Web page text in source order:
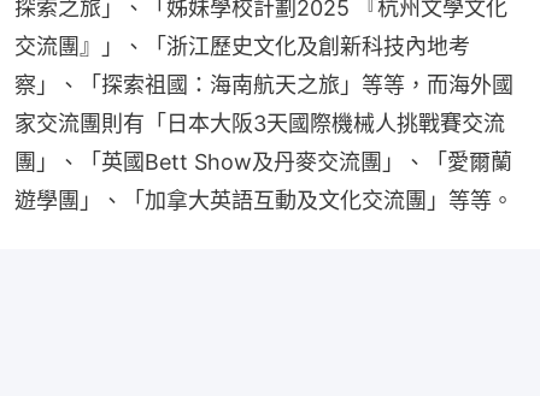
探索之旅」、「姊妹學校計劃2025 『杭州文學文化
交流團』」、「浙江歷史文化及創新科技內地考
察」、「探索祖國：海南航天之旅」等等，而海外國
家交流團則有「日本大阪3天國際機械人挑戰賽交流
團」、「英國Bett Show及丹麥交流團」、「愛爾蘭
遊學團」、「加拿大英語互動及文化交流團」等等。